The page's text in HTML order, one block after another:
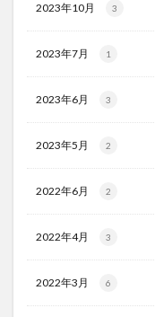
2023年10月 3
2023年7月 1
2023年6月 3
2023年5月 2
2022年6月 2
2022年4月 3
2022年3月 6